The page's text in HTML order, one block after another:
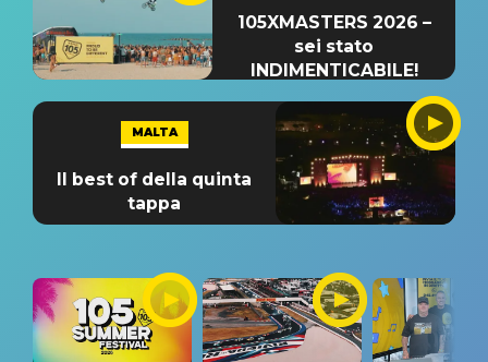
105XMASTERS 2026 –
sei stato
INDIMENTICABILE!
MALTA
Il best of della quinta
tappa